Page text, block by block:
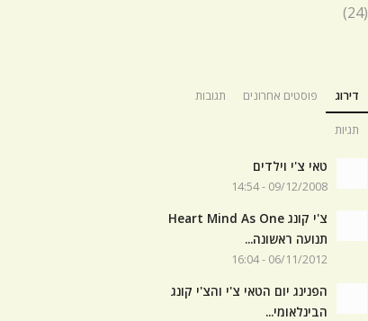
(24)
דירוג פוסטים אחרונים תגובות
תגיות
טאי צ'י וילדים
09/12/2008 - 14:54
צ'י קונג Heart Mind As One
תנועה ראשונה...
06/11/2012 - 16:04
הפנינג יום הטאי צ'י והצ'י קונג
הבינלאומי...